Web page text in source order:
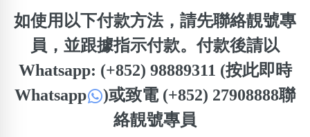
不包含數字
無0無1 無2無3無4 無5 無6無7無8 無9
清除全部分類
搜尋
如使用以下付款方法，請先聯絡靚號專
員，並跟據指示付款。付款後請以
Whatsapp: (+852) 98889311 (按此即時
Whatsapp
)或致電 (+852) 27908888聯
絡靚號專員